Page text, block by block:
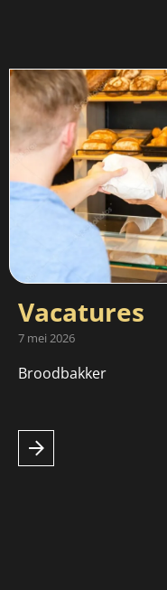
Vacatures
7 mei 2026
Broodbakker